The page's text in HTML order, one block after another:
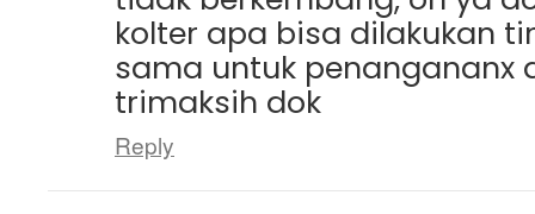
kolter apa bisa dilakukan
sama untuk penangananx
trimaksih dok
Reply